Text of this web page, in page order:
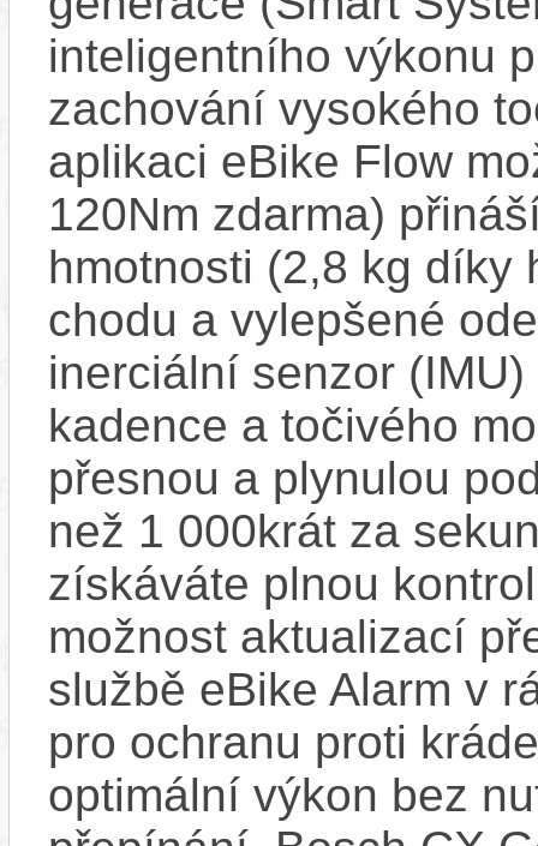
inteligentního výkonu
zachování vysokého
aplikaci eBike Flow
120Nm zdarma)
hmotnosti (2,8 kg díky
chodu a vylepšené
inerciální senzor
kadence a točivého
přesnou a plynulou
než 1 000krát za
získáváte plnou
možnost aktualizací
službě eBike Alarm v
pro ochranu proti
optimální výkon bez